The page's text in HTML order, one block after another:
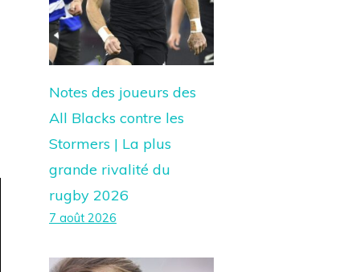
Notes des joueurs des
All Blacks contre les
Stormers | La plus
grande rivalité du
rugby 2026
7 août 2026